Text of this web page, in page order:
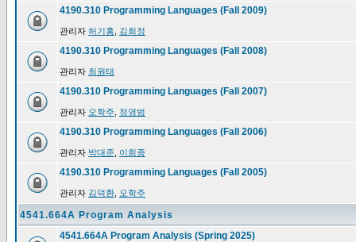
4190.310 Programming Languages (Fall 2009)
관리자 허기홍 김희정
4190.310 Programming Languages (Fall 2008)
관리자 최원태
4190.310 Programming Languages (Fall 2007)
관리자 오학주 정영범
4190.310 Programming Languages (Fall 2006)
관리자 박대준 이희종
4190.310 Programming Languages (Fall 2005)
관리자 김덕환 오학주
4541.664A Program Analysis
4541.664A Program Analysis (Spring 2025)